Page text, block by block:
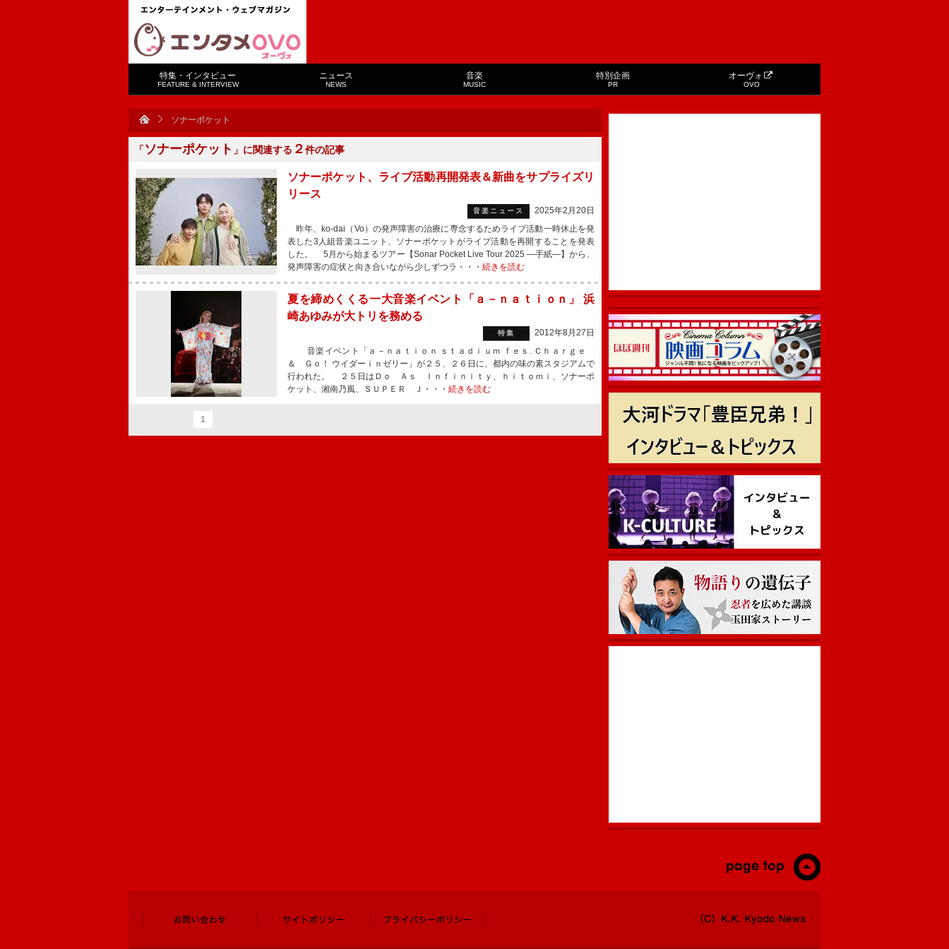
特集・インタビュー
FEATURE & INTERVIEW
ニュース
NEWS
音楽
MUSIC
特別企画
PR
オーヴォ
OVO
ソナーポケット
「ソナーポケット 」に関連する ２件の記事
ソナーポケット、ライブ活動再開発表＆新曲をサプライズリ
リース
音楽ニュース
2025年2月20日
昨年、ko-dai（Vo）の発声障害の治療に専念するためライブ活動一時休止を発
表した3人組音楽ユニット、ソナーポケットがライブ活動を再開することを発表
した。 5月から始まるツアー【Sonar Pocket Live Tour 2025 ―手紙―】から、
発声障害の症状と向き合いながら少しずつラ・・・ 続きを読む
夏を締めくくる一大音楽イベント「ａ－ｎａｔｉｏｎ」 浜
崎あゆみが大トリを務める
特集
2012年8月27日
音楽イベント「ａ－ｎａｔｉｏｎ ｓｔａｄｉｕｍ ｆｅｓ. Ｃｈａｒｇｅ
＆ Ｇｏ！ ウイダーｉｎゼリー」が２５、２６日に、都内の味の素スタジアムで
行われた。 ２５日はＤｏ Ａｓ Ｉｎｆｉｎｉｔｙ、ｈｉｔｏｍｉ、ソナーポ
ケット、湘南乃風、ＳＵＰＥＲ Ｊ・・・ 続きを読む
1